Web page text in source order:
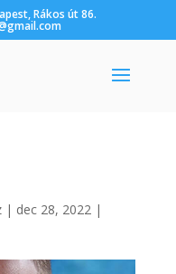
Rákos út 86.
| dec 28, 2022|